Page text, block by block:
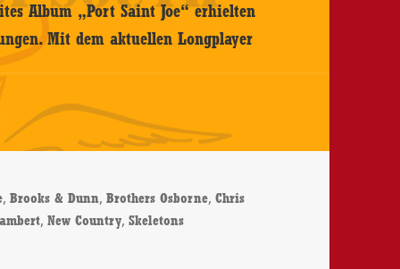
Album „Port Saint Joe“ erhielten
Mit dem aktuellen Longplayer
,Brooks & Dunn,Brothers Osborne,Chris
,New Country,Skeletons
– CD-Review